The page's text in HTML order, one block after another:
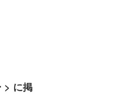
> に掲